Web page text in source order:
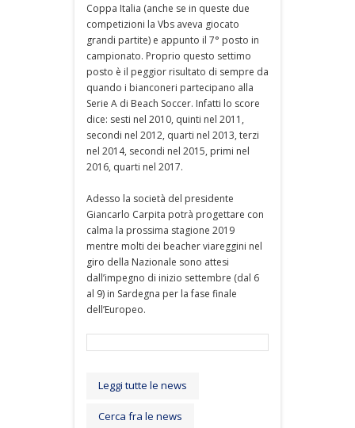
Coppa Italia (anche se in queste due
competizioni la Vbs aveva giocato
grandi partite) e appunto il 7° posto in
campionato. Proprio questo settimo
posto è il peggior risultato di sempre da
quando i bianconeri partecipano alla
Serie A di Beach Soccer. Infatti lo score
dice: sesti nel 2010, quinti nel 2011,
secondi nel 2012, quarti nel 2013, terzi
nel 2014, secondi nel 2015, primi nel
2016, quarti nel 2017.
Adesso la società del presidente
Giancarlo Carpita potrà progettare con
calma la prossima stagione 2019
mentre molti dei beacher viareggini nel
giro della Nazionale sono attesi
dall’impegno di inizio settembre (dal 6
al 9) in Sardegna per la fase finale
dell’Europeo.
Leggi tutte le news
Cerca fra le news